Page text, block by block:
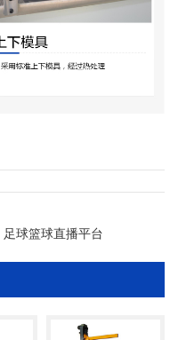
动消除内应
好；
球篮球直播平台